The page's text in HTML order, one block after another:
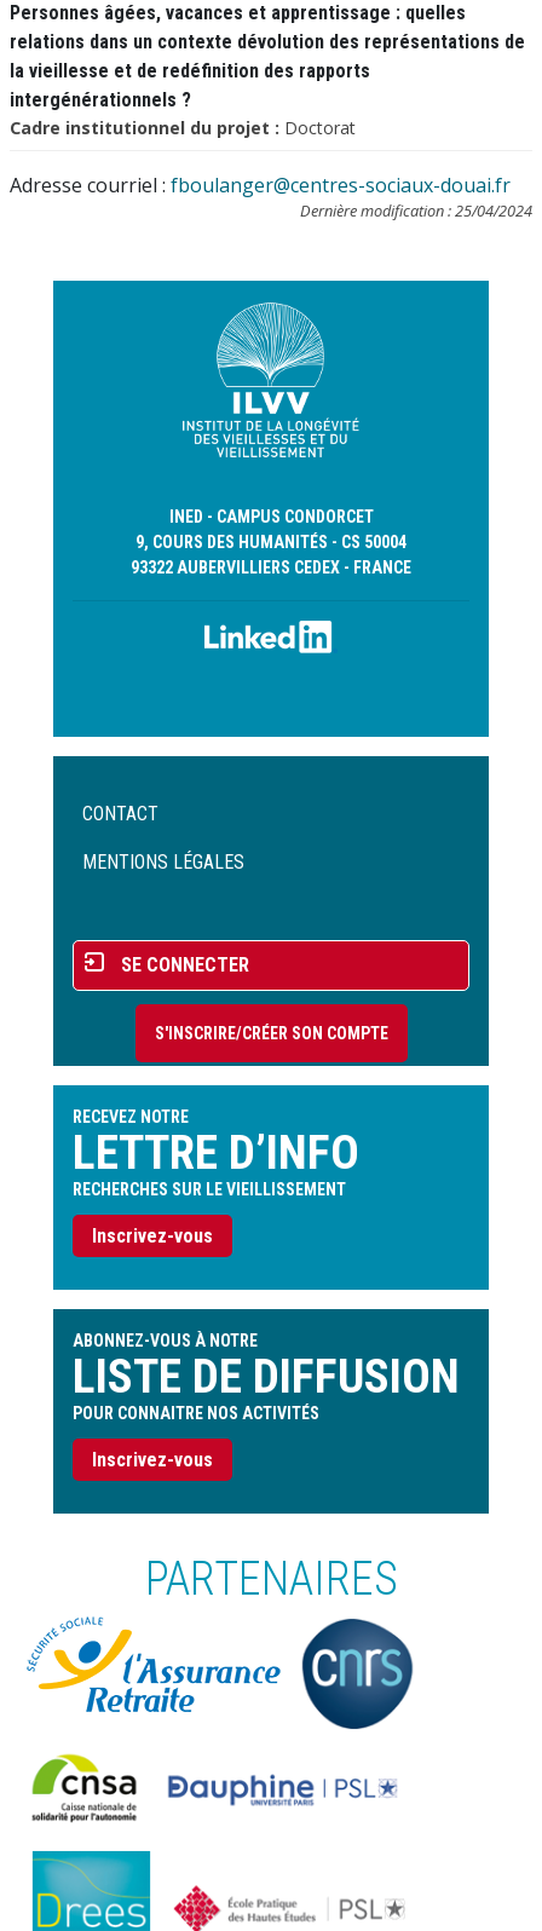
Personnes âgées, vacances et apprentissage : quelles
relations dans un contexte dévolution des représentations de
la vieillesse et de redéfinition des rapports
intergénérationnels ?
Cadre institutionnel du projet : Doctorat
Adresse courriel : fboulanger@centres-sociaux-douai.fr
Dernière modification : 25/04/2024
INED - CAMPUS CONDORCET
9, COURS DES HUMANITÉS - CS 50004
93322 AUBERVILLIERS CEDEX - FRANCE
Menu
de
CONTACT
MENTIONS LÉGALES
Menu
du
compte
l'utilisateur
SE CONNECTER
S'INSCRIRE/CRÉER SON COMPTE
RECEVEZ NOTRE
LETTRE D’INFO
RECHERCHES SUR LE VIEILLISSEMENT
Inscrivez-vous
ABONNEZ-VOUS À NOTRE
LISTE DE DIFFUSION
POUR CONNAITRE NOS ACTIVITÉS
Inscrivez-vous
PARTENAIRES